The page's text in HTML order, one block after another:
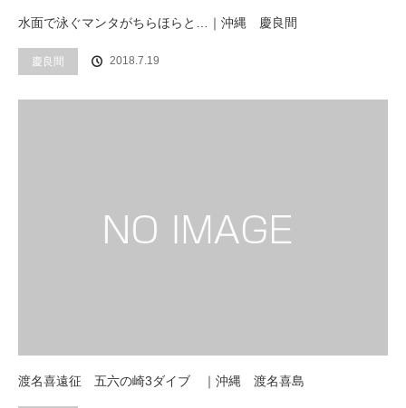
水面で泳ぐマンタがちらほらと…｜沖縄 慶良間
慶良間 2018.7.19
渡名喜遠征 五六の崎3ダイブ ｜沖縄 渡名喜島